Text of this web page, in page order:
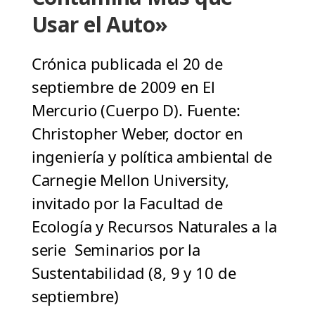
Usar el Auto»
Crónica publicada el 20 de
septiembre de 2009 en El
Mercurio (Cuerpo D). Fuente:
Christopher Weber, doctor en
ingeniería y política ambiental de
Carnegie Mellon University,
invitado por la Facultad de
Ecología y Recursos Naturales a la
serie Seminarios por la
Sustentabilidad (8, 9 y 10 de
septiembre)